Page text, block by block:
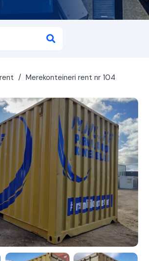
/ Merekonteineri rent nr 104